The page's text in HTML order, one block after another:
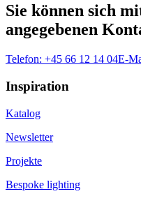
Sie können sich
angegebenen
Telefon: +45 66 12 14 04E-
Inspiration
Katalog
Newsletter
Projekte
Bespoke lighting